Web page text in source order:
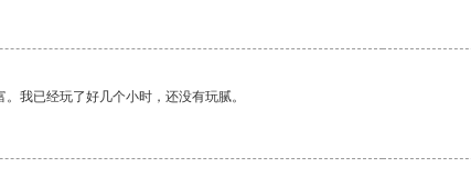
我已经玩了好几个小时，还没有玩腻。